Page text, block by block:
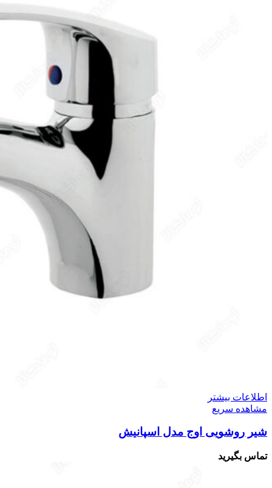
اطلاعات بیشتر
مشاهده سریع
شیر روشویی اوج مدل اسپانیش
تماس بگیرید